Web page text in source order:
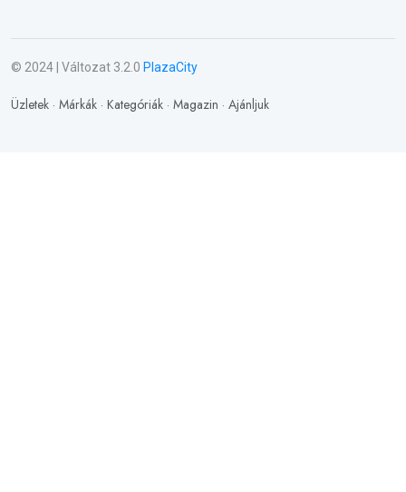
© 2024 | Változat 3.2.0 PlazaCity
Üzletek · Márkák · Kategóriák · Magazin · Ajánljuk